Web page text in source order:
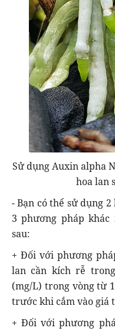
Sử dụng Auxin alpha
hoa lan
- Bạn có thể sử dụng
3 phương pháp
sau:
+ Đối với phương
lan cần kích rễ
(mg/L) trong vòng từ
trước khi cắm vào giá
+ Đối với phương